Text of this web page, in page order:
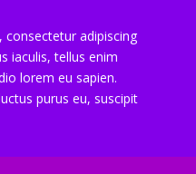
adipiscing
iaculis, tellus enim
lorem eu sapien.
purus eu, suscipit